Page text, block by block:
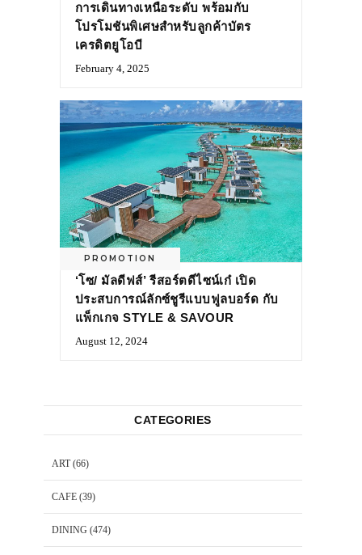
การเดินทางเหนือระดับ พร้อมกับ
โปรโมชันพิเศษสำหรับลูกค้าบัตร
เครดิตยูโอบี
February 4, 2025
PROMOTION
‘โซ/ มัลดีฟส์’ รีสอร์ตดีไซน์เก๋ เปิด
ประสบการณ์ลักซ์ชูรีแบบฟูลบอร์ด กับ
แพ็กเกจ STYLE & SAVOUR
August 12, 2024
CATEGORIES
ART(66)
CAFE (39)
DINING (474)